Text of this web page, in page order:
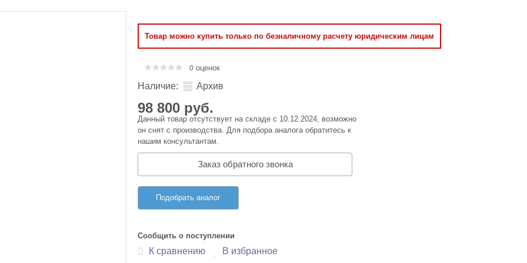
Товар можно купить только по безналичному расчету юридическим лицам
0 оценок
Наличие: Архив
98 800 руб.
Данный товар отсутствует на складе с 10.12.2024, возможно
он снят с производства. Для подбора аналога обратитесь к
нашим консультантам.
Заказ обратного звонка
Подобрать аналог
Сообщить о поступлении
К сравнению В избранное
память